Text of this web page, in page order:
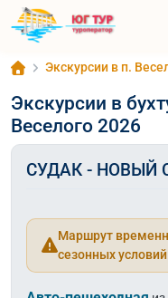
Экскурсии в п.
Экскурсии в
Веселого 2026
СУДАК - НОВЫЙ
Маршрут
сезонных